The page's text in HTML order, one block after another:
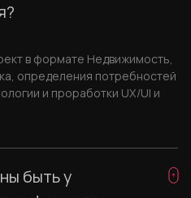
в формате Недвижимость,
определения потребностей
и проработки UX/UI и
быть у